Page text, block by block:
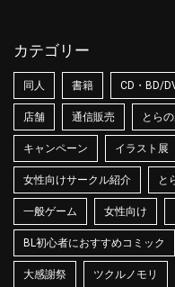
カテゴリー
同人 書籍 CD・BD/
店舗 通信販売 とら
キャンペーン イラスト展
女性向けサークル紹介 と
一般ゲーム 女性向け
BL初心者におすすめコミック
大感謝祭 ツクルノモリ